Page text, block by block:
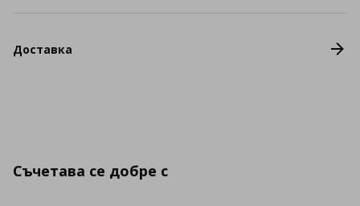
Доставка
Съчетава се добре с